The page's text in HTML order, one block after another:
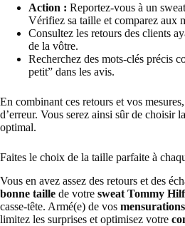
Action : Reportez-vous à un
Vérifiez sa taille et comparez aux
Consultez les retours des clients
de la vôtre.
Recherchez des mots-clés précis
petit” dans les avis.
En combinant ces retours et vos
d’erreur. Vous serez ainsi sûr de choisir la
optimal.
Faites le choix de la taille parfaite à
Vous en avez assez des retours et des
bonne taille de votre sweat Tommy
casse-tête. Armé(e) de vos mensurations
limitez les surprises et optimisez votre